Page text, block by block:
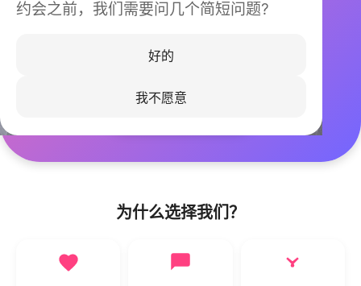
约会之前，我们需要问几个简短问题?
好的
我不愿意
今晚不再孤单
同城快速匹配，马上认识身边的TA
立即下载
为什么选择我们？